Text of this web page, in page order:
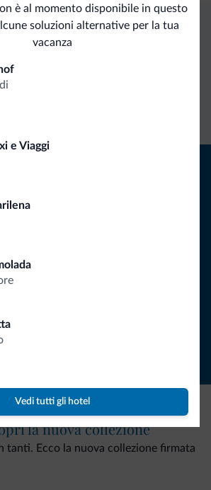
è al momento disponibile in questo
soluzioni alternative per la tua
vacanza
e Viaggi
Vedi tutti gli hotel
Dolomiti.it
Dolomiti.it
ALLA NEWSLETTER
la nuova collezione
tanti. Ecco la nuova collezione firmata